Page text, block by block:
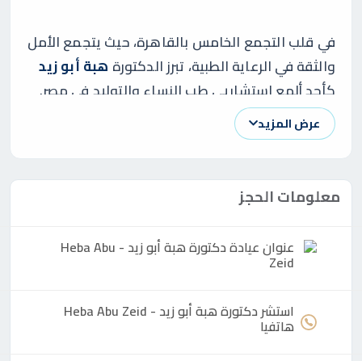
في قلب التجمع الخامس بالقاهرة، حيث يتجمع الأمل
والثقة في الرعاية الطبية، تبرز الدكتورة هبة أبو زيد
كأحد ألمع استشاريي طب النساء والتوليد في مصر.
بفضل خبرتها العميقة، وشغفها اللامحدود بمساعدة
النساء في رحلتهن الصحية، أصبحت الدكتورة هبة رمزًا
للرعاية الإنسانية والمهنية. تعمل في عيادتها
بمنطقة التجمع الأول، حيث تقدم خدمات طبية
متميزة تشمل متابعة الحمل، التوليد، وعلاج مشكلات
الخصوبة، مكتسبةً ثقة آلاف النساء بفضل نهجها
العلمي والإنساني.
تُعد الدكتورة هبة واحدة من الأطباء الذين يجمعون
بين الدقة العلمية والتعاطف الإنساني، مما جعلها
عرض المزيد
معلومات الحجز
عنوان عيادةدكتورة هبة أبو زيد - Heba Abu
Zeid
استشردكتورة هبة أبو زيد - Heba Abu Zeid
هاتفيا